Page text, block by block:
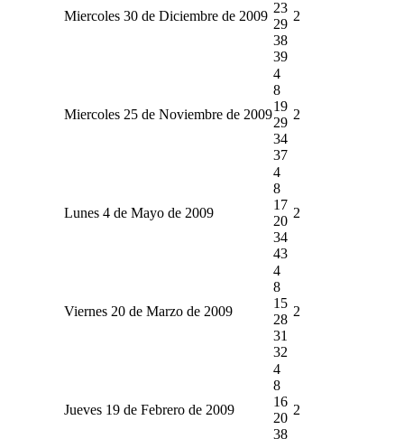
Miercoles 30 de Diciembre de 2009
23
29
38
39
2
Miercoles 25 de Noviembre de 2009
4
8
19
29
34
37
2
Lunes 4 de Mayo de 2009
4
8
17
20
34
43
2
Viernes 20 de Marzo de 2009
4
8
15
28
31
32
2
Jueves 19 de Febrero de 2009
4
8
16
20
38
2